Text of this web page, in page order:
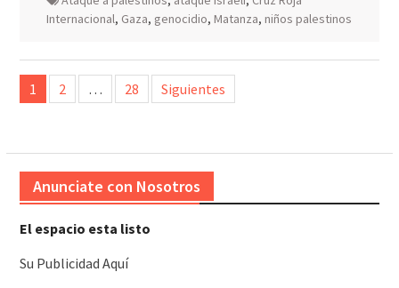
Internacional, Gaza, genocidio, Matanza, niños palestinos
Paginación
de
1 2 … 28 Siguientes
Anunciate con Nosotros
El espacio esta listo
Su Publicidad Aquí